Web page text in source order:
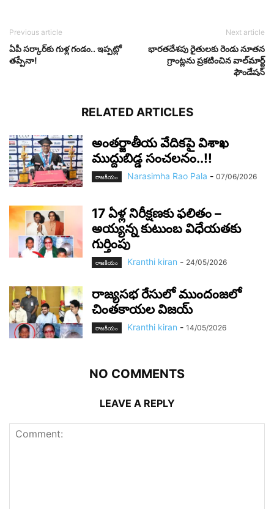
Previous article
ఏపీ స‌ర్కార్‌కు గుళ్ల గండం.. ఇప్ప‌ట్లో
త‌ప్పేనా!
Next article
భారతదేశపు రైతులకు రెండు నూతన
గ్రాంట్లను ప్రకటించిన వాల్‌మార్ట్‌
ఫౌండేషన్‌
RELATED ARTICLES
అంతర్జాతీయ వేదికపై విశాఖ
ముద్దుబిడ్డ సంచలనం..!!
రాజ‌కీయం Narasimha Rao Pala - 07/06/2026
17 ఏళ్ల నిరీక్షణకు ఫలితం –
అయ్యన్న కుటుంబ విధేయతకు
గుర్తింపు
రాజ‌కీయం Kranthi kiran - 24/05/2026
రాజ్యసభ రేసులో ముందంజలో
చింతకాయల విజయ్
రాజ‌కీయం Kranthi kiran - 14/05/2026
NO COMMENTS
LEAVE A REPLY